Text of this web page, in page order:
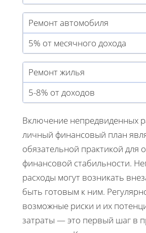
Ремонт автомобиля
5% от месячного дохода
Ремонт жилья
5-8% от доходов
Включение непредвиденных
личный финансовый план
обязательной практикой для
финансовой стабильности.
расходы могут возникать
быть готовым к ним.
возможные риски и их
затраты — это первый шаг в